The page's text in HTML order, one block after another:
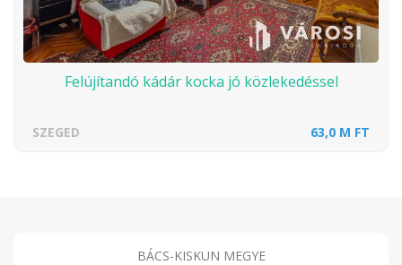
Felújítandó kádár kocka jó közlekedéssel
SZEGED 63,0 M FT
BÁCS-KISKUN MEGYE